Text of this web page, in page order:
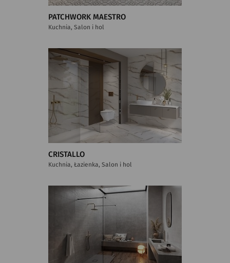
PATCHWORK MAESTRO
Kuchnia, Salon i hol
CRISTALLO
Kuchnia, Łazienka, Salon i hol